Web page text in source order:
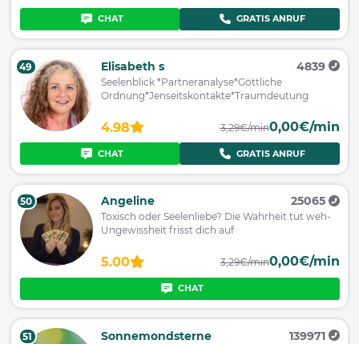
CHAT GRATIS ANRUF
49 Elisabeth s 4839
Seelenblick *Partneranalyse*Göttliche
Ordnung*Jenseitskontakte*Traumdeutung
4.98 3,29€/min0,00€/min
CHAT GRATIS ANRUF
50 Angeline 25065
Toxisch oder Seelenliebe? Die Wahrheit tut weh-
Ungewissheit frisst dich auf
5.00 3,29€/min0,00€/min
CHAT
51 Sonnemondsterne 139971